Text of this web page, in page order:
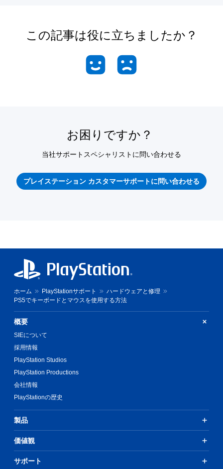
この記事は役に立ちましたか？
お困りですか？
当社サポートスペシャリストに問い合わせる
プレイステーション カスタマーサポートに問い合わせる
ホーム PlayStationサポート
ハードウェアと修理
PS5でキーボードとマウスを使用する方法
概要
SIEについて
採用情報
PlayStation Studios
PlayStation Productions
会社情報
PlayStationの歴史
製品
価値観
サポート